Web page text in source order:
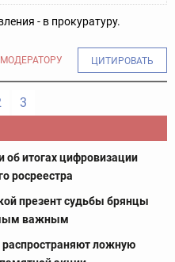
- в прокуратуру.
ЦИТИРОВАТЬ
3
об итогах цифровизации
росреестра
презент судьбы брянцы
важным
распространяют ложную